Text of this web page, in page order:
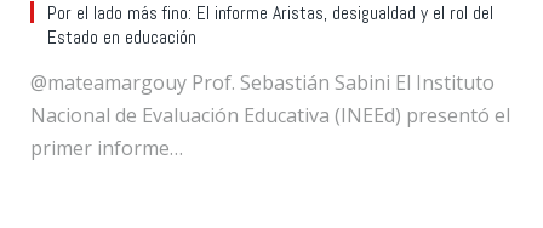
Por el lado más fino: El informe Aristas, desigualdad y el rol del
Estado en educación
@mateamargouy Prof. Sebastián Sabini El Instituto
Nacional de Evaluación Educativa (INEEd) presentó el
primer informe…